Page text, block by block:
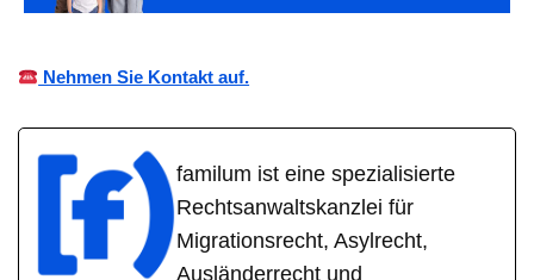
Nehmen Sie Kontakt auf.
familum ist eine spezialisierte
Rechtsanwaltskanzlei für
Migrationsrecht, Asylrecht,
Ausländerrecht und